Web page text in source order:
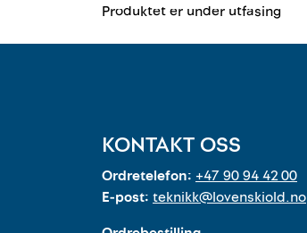
Produktet er under utfasing
KONTAKT OSS
Ordretelefon: +47 90 94 42 00
E-post: teknikk@lovenskiold.no